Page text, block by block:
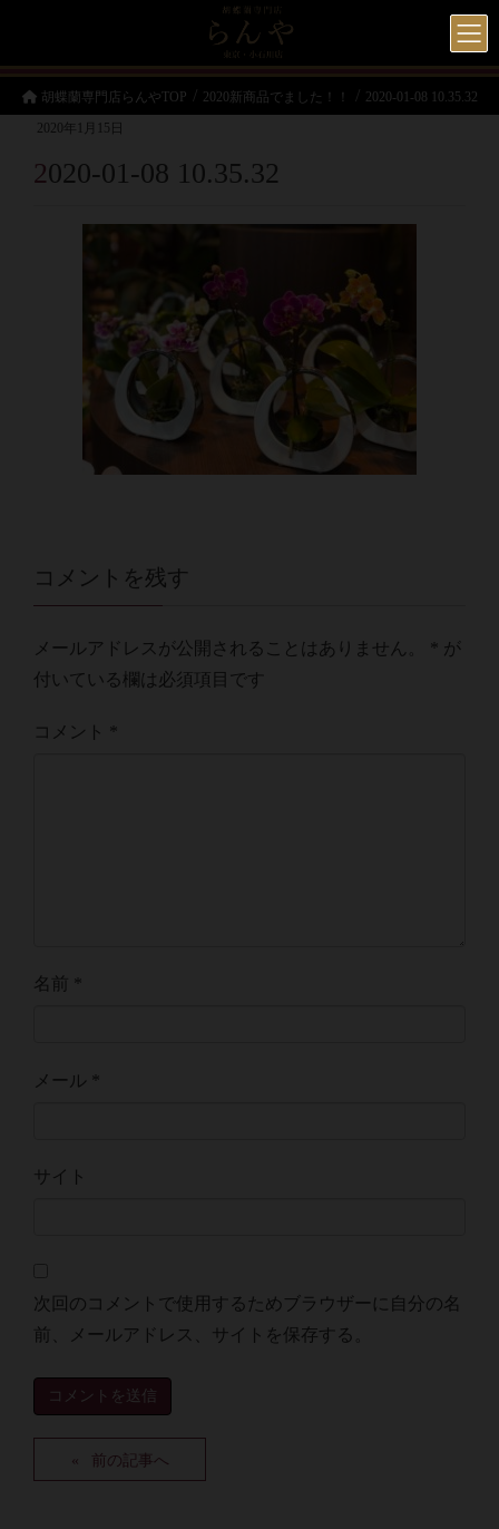
胡蝶蘭専門店らんやTOP 2020新商品でました！！
2020-01-08 10.35.32
2020年1月15日
2020-01-08 10.35.32
コメントを残す
メールアドレスが公開されることはありません。
が
付いている欄は必須項目です
コメント
名前
メール
サイト
次回のコメントで使用するためブラウザーに自分の名
前、メールアドレス、サイトを保存する。
前の記事へ